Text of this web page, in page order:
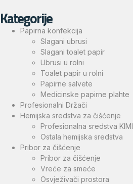
Kategorije
Papirna konfekcija
Slagani ubrusi
Slagani toalet papir
Ubrusi u rolni
Toalet papir u rolni
Papirne salvete
Medicinske papirne plahte
Profesionalni Držači
Hemijska sredstva za čišćenje
Profesionalna sredstva KIMI
Ostala hemijska sredstva
Pribor za čišćenje
Pribor za čišćenje
Vreće za smeće
Osvježivači prostora